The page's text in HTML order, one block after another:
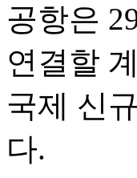
공항은
연결할
국제 신
다.